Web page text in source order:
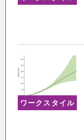
ワークスタイル